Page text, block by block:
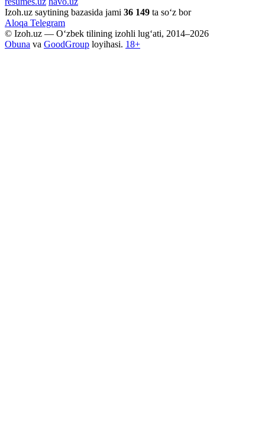
Izoh.uz saytining bazasida jami 36 149 ta so‘z bor
Aloqa Telegram
© Izoh.uz — O‘zbek tilining izohli lug‘ati, 2014–2026
Obuna va GoodGroup loyihasi. 18+